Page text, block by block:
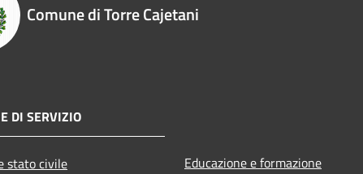
Comune di Torre Cajetani
DI SERVIZIO
stato civile
Educazione e formazione